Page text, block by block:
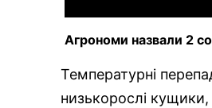
Агрономи назвали 2
Температурні
низькорослі